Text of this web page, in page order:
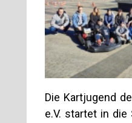
Die Kartjugend
e.V. startet in die